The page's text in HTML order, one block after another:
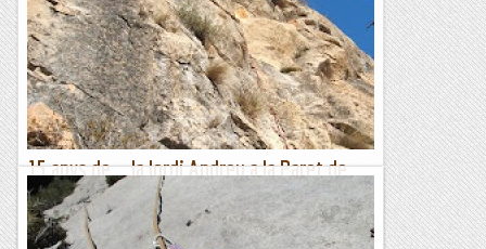
15 anys de... la Jordi Andreu a la Paret de
l'Ós.
Quan vaig començar a escalar, ja vaig sentir a parlar d'una